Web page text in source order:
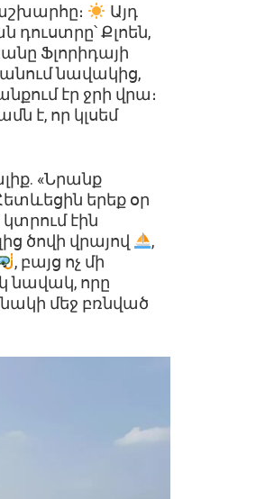
Այդ
դուստրը՝ Քլոեն,
Ֆլորիդայի
նավակից,
էր ջրի վրա։
է, որ կլսեմ
«Նրանք
երեք օր
էին
ծովի վրայով
,
, բայց ոչ մի
նավակ, որը
մեջ բռնված